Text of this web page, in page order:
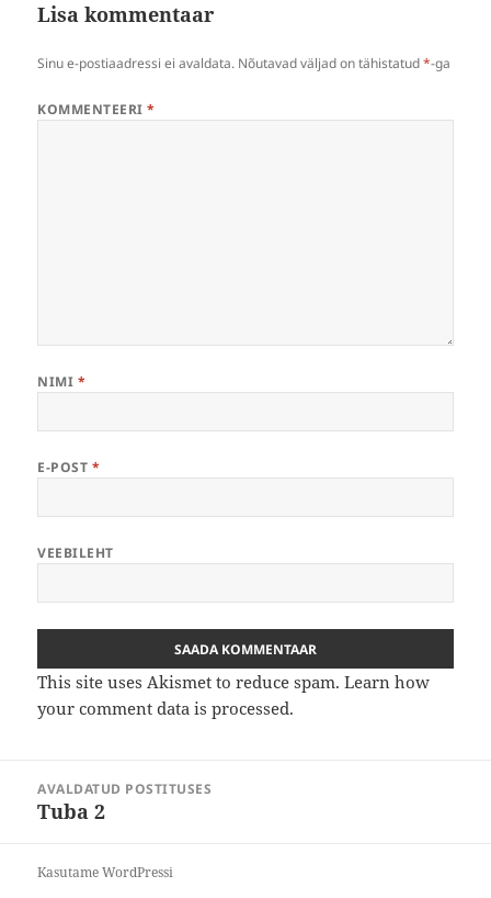
Lisa kommentaar
Sinu e-postiaadressi ei avaldata. Nõutavad väljad on tähistatud*-ga
KOMMENTEERI*
NIMI *
E-POST *
VEEBILEHT
This site uses Akismet to reduce spam.Learn how
your comment data is processed.
AVALDATUD POSTITUSES
Tuba 2
Kasutame WordPressi